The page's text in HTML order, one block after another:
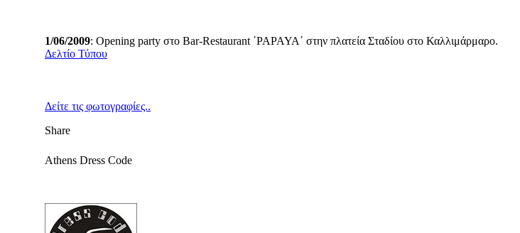
1/06/2009: Opening party στο Bar-Restaurant ΄PAPAYA΄ στην πλατεία Σταδίου στο Καλλιμάρμαρο.
Δελτίο Τύπου
Δείτε τις φωτογραφίες..
Share
Athens Dress Code